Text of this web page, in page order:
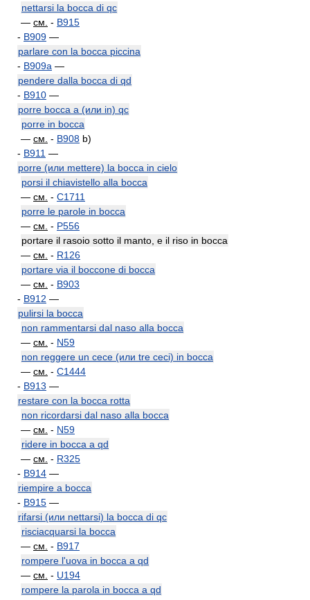
nettarsi la bocca di qc
— см. - B915
- B909 —
parlare con la bocca piccina
- B909a —
pendere dalla bocca di qd
- B910 —
porre bocca a (или in) qc
porre in bocca
— см. - B908 b)
- B911 —
porre (или mettere) la bocca in cielo
porsi il chiavistello alla bocca
— см. - C1711
porre le parole in bocca
— см. - P556
portare il rasoio sotto il manto, e il riso in bocca
— см. - R126
portare via il boccone di bocca
— см. - B903
- B912 —
pulirsi la bocca
non rammentarsi dal naso alla bocca
— см. - N59
non reggere un cece (или tre ceci) in bocca
— см. - C1444
- B913 —
restare con la bocca rotta
non ricordarsi dal naso alla bocca
— см. - N59
ridere in bocca a qd
— см. - R325
- B914 —
riempire a bocca
- B915 —
rifarsi (или nettarsi) la bocca di qc
risciacquarsi la bocca
— см. - B917
rompere l'uova in bocca a qd
— см. - U194
rompere la parola in bocca a qd